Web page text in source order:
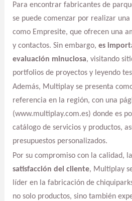
Para encontrar fabricantes de
se puede comenzar por realizar
como Empresite, que ofrecen una
y contactos. Sin embargo, es
evaluación minuciosa, visitando
portfolios de proyectos y leyendo
Además, Multiplay se presenta
referencia en la región, con una
(www.multiplay.com.es) donde es
catálogo de servicios y productos,
presupuestos personalizados.
Por su compromiso con la calidad,
satisfacción del cliente, Multiplay
líder en la fabricación de
no solo productos, sino también